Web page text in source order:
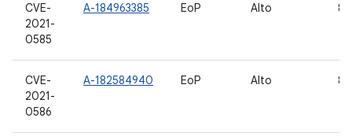
CVE-
2021-
0585
A-184963385 EoP Alto
CVE-
2021-
0586
A-182584940 EoP Alto